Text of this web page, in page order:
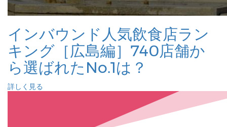
インバウンド人気飲食店ラン
キング［広島編］740店舗か
ら選ばれたNo.1は？
詳しく見る